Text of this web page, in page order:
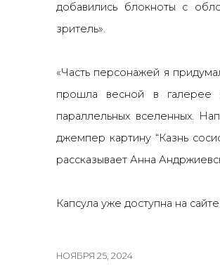
добавились блокноты с
зритель».
«Часть персонажей я
прошла весной в
параллельных вселенных.
джемпер картину “Казнь
рассказывает Анна
Капсула уже доступна на сайте
НОЯБРЯ 25, 2024